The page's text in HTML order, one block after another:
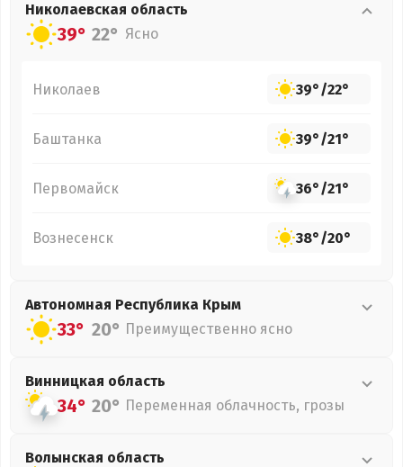
Николаевская область
39° 22° Ясно
Николаев 39°/22°
Баштанка 39°/21°
Первомайск 36°/21°
Вознесенск 38°/20°
Автономная Республика Крым
33° 20° Преимущественно ясно
Винницкая область
34° 20° Переменная облачность, грозы
Волынская область